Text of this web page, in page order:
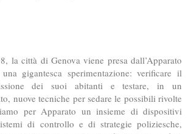
la città di Genova viene presa dall’Apparato
gigantesca sperimentazione: verificare il
dei suoi abitanti e testare, in un
nuove tecniche per sedare le possibili rivolte
per Apparato un insieme di dispositivi
di controllo e di strategie poliziesche,